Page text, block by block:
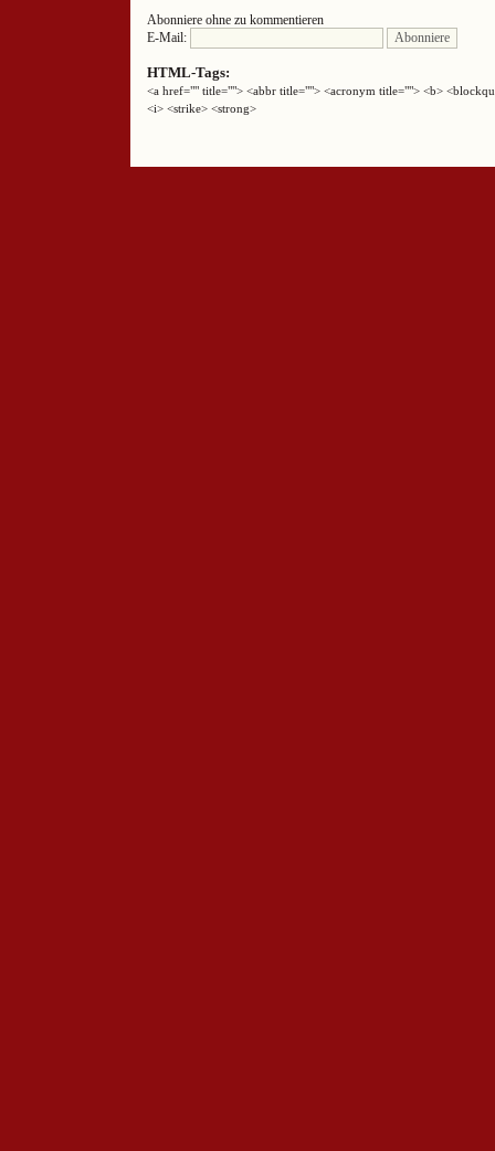
Abonniere ohne zu kommentieren
E-Mail:
HTML-Tags:
<a href="" title=""> <abbr title=""> <acronym title=""> <b>
<i> <strike> <strong>